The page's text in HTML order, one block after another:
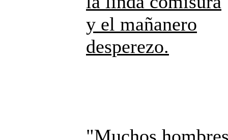
y el mañanero
desperezo.